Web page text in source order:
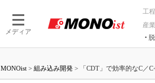
メディア
工
産
つながる工場
AI×設備
MONOist > 組み込み開発 > 「CDT」で効率的なC／